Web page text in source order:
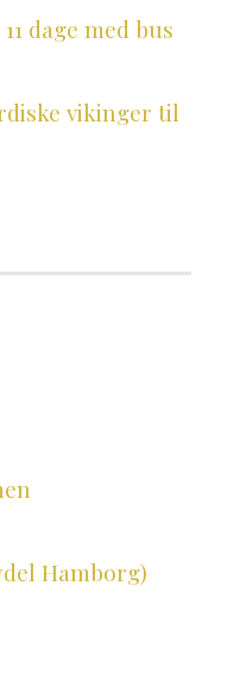
dage med bus
vikinger til
Hamborg)